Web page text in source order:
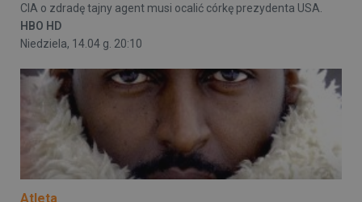
CIA o zdradę tajny agent musi ocalić córkę prezydenta USA.
HBO HD
Niedziela, 14.04 g. 20:10
Atleta